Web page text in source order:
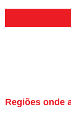
Regiões onde